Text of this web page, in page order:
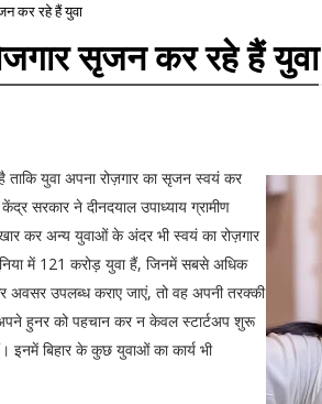
कर रहे हैं युवा
सृजन कर रहे हैं युवा
ताकि युवा अपना रोज़गार का सृजन स्वयं कर
सरकार ने दीनदयाल उपाध्याय ग्रामीण
कर अन्य युवाओं के अंदर भी स्वयं का रोज़गार
में 121 करोड़ युवा हैं, जिनमें सबसे अधिक
उपलब्ध कराए जाएं, तो वह अपनी तरक्की
हुनर को पहचान कर न केवल स्टार्टअप शुरू
इनमें बिहार के कुछ युवाओं का कार्य भी